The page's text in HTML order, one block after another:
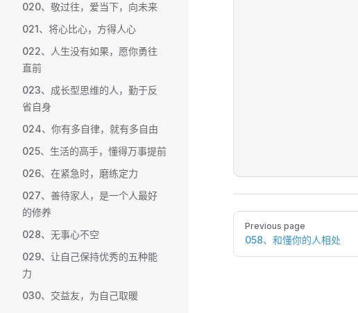
020、敬过往，爱当下，向未来
021、将心比心，方得人心
022、人生没有如果，愿你勇往
直前
023、成长型思维的人，勤于反
省自身
024、你有多自律，就有多自由
025、生活的高手，懂得万事提前
026、在紧急时，磨练定力
027、善待家人，是一个人最好
的修养
028、无事心不空
029、让自己保持优秀的五种能
力
030、交益友，为自己取暖
Pager
Previous page
058、和懂你的人相处